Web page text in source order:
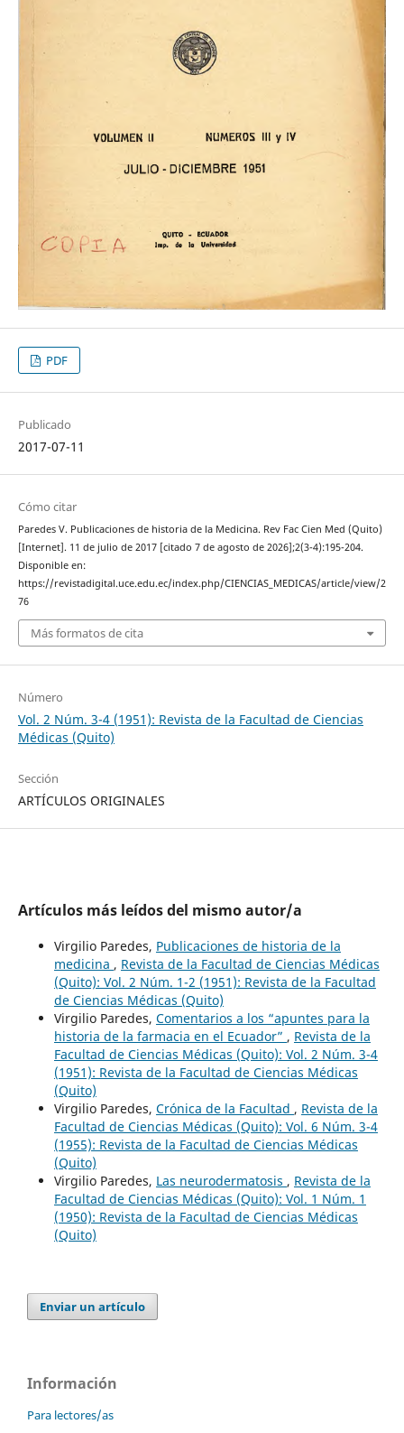
PDF
Publicado
2017-07-11
Cómo citar
Paredes V. Publicaciones de historia de la Medicina. Rev Fac Cien Med (Quito)
[Internet]. 11 de julio de 2017 [citado 7 de agosto de 2026];2(3-4):195-204.
Disponible en:
https://revistadigital.uce.edu.ec/index.php/CIENCIAS_MEDICAS/article/view/2
76
Más formatos de cita
Número
Vol. 2 Núm. 3-4 (1951): Revista de la Facultad de Ciencias
Médicas (Quito)
Sección
ARTÍCULOS ORIGINALES
Artículos más leídos del mismo autor/a
Virgilio Paredes, Publicaciones de historia de la
medicina , Revista de la Facultad de Ciencias Médicas
(Quito): Vol. 2 Núm. 1-2 (1951): Revista de la Facultad
de Ciencias Médicas (Quito)
Virgilio Paredes, Comentarios a los “apuntes para la
historia de la farmacia en el Ecuador” , Revista de la
Facultad de Ciencias Médicas (Quito): Vol. 2 Núm. 3-4
(1951): Revista de la Facultad de Ciencias Médicas
(Quito)
Virgilio Paredes, Crónica de la Facultad , Revista de la
Facultad de Ciencias Médicas (Quito): Vol. 6 Núm. 3-4
(1955): Revista de la Facultad de Ciencias Médicas
(Quito)
Virgilio Paredes, Las neurodermatosis , Revista de la
Facultad de Ciencias Médicas (Quito): Vol. 1 Núm. 1
(1950): Revista de la Facultad de Ciencias Médicas
(Quito)
Enviar un artículo
Información
Para lectores/as